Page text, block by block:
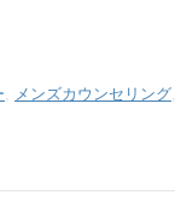
, メンズカウンセリング,